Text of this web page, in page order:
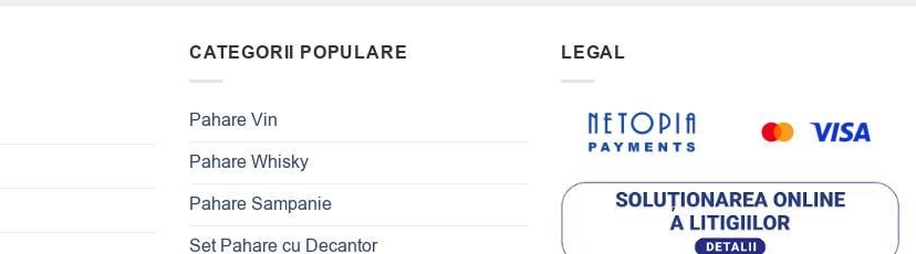
CATEGORII POPULARE
Pahare Vin
Pahare Whisky
Pahare Sampanie
Set Pahare cu Decantor
LEGAL